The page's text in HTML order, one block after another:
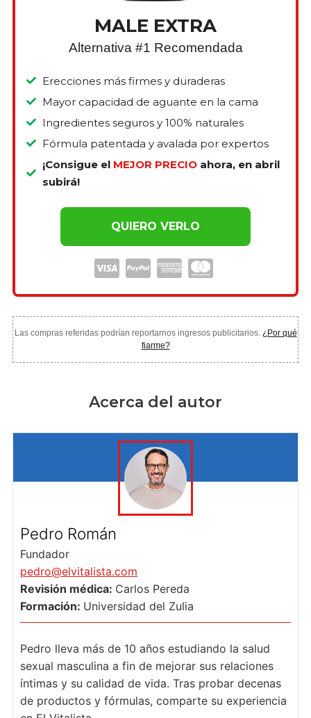
MALE EXTRA
Alternativa #1 Recomendada
Erecciones más firmes y duraderas
Mayor capacidad de aguante en la cama
Ingredientes seguros y 100% naturales
Fórmula patentada y avalada por expertos
¡Consigue el MEJOR PRECIOahora, en abril
subirá!
QUIERO VERLO
Las compras referidas podrían reportarnos ingresos publicitarios. ¿Por qué
fiarme?
Acerca del autor
Pedro Román
Fundador
pedro@elvitalista.com
Revisión médica: Carlos Pereda
Formación: Universidad del Zulia
Pedro lleva más de 10 años estudiando la salud
sexual masculina a fin de mejorar sus relaciones
íntimas y su calidad de vida. Tras probar decenas
de productos y fórmulas, comparte su experiencia